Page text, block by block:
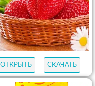
ОТКРЫТЬ СКАЧАТЬ